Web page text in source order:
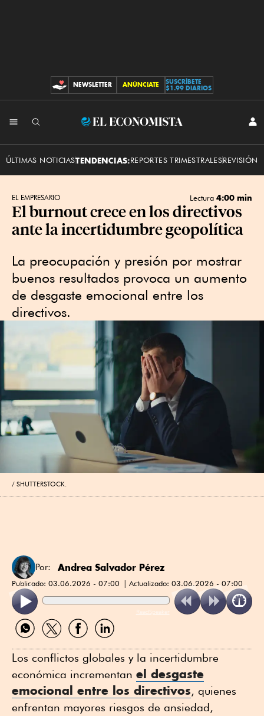
CONTRIBUCIONES
NEWSLETTER ANÚNCIATE
SUSCRÍBETE
$1.99 DIARIOS
El
ÚLTIMAS NOTICIASTENDENCIAS:REPORTES TRIMESTRALESREVISIÓN
EL EMPRESARIO Lectura 4:00 min
El burnout crece en los directivos
ante la incertidumbre geopolítica
La preocupación y presión por mostrar
buenos resultados provoca un aumento
de desgaste emocional entre los
directivos.
SHUTTERSTOCK.
Por: Andrea Salvador Pérez
Publicado: 03.06.2026 - 07:00 Actualizado: 03.06.2026 - 07:00
ReadSpeaker
Compartir
por
Compartir
por
Compartir
por
Compartir
por
Los conflictos globales y la incertidumbre
económica incrementan el desgaste
emocional entre los directivos, quienes
enfrentan mayores riesgos de ansiedad,